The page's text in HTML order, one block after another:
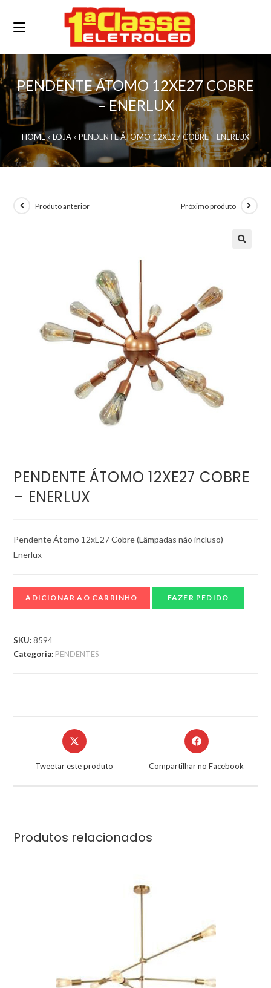
PENDENTE ÁTOMO 12XE27 COBRE
– ENERLUX
HOME» LOJA » PENDENTE ÁTOMO 12XE27 COBRE – ENERLUX
Produto anterior Próximo produto
PENDENTE ÁTOMO 12XE27 COBRE
– ENERLUX
Pendente Átomo 12xE27 Cobre (Lâmpadas não incluso) –
Enerlux
ADICIONAR AO CARRINHO FAZER PEDIDO
SKU:8594
Categoria: PENDENTES
Tweetar este produto Compartilhar no Facebook
Produtos relacionados